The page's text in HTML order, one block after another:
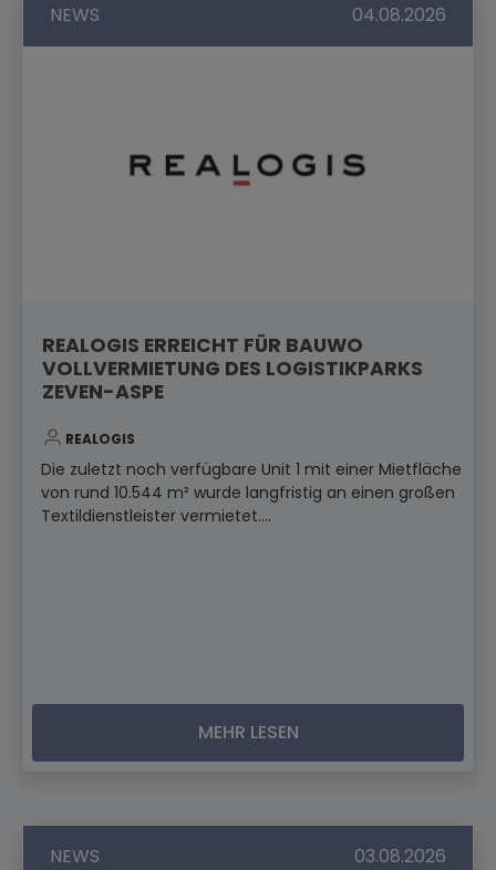
NEWS 04.08.2026
REALOGIS ERREICHT FÜR BAUWO
VOLLVERMIETUNG DES LOGISTIKPARKS
ZEVEN-ASPE
REALOGIS
Die zuletzt noch verfügbare Unit 1 mit einer Mietfläche
von rund 10.544 m² wurde langfristig an einen großen
Textildienstleister vermietet....
MEHR LESEN
NEWS 03.08.2026